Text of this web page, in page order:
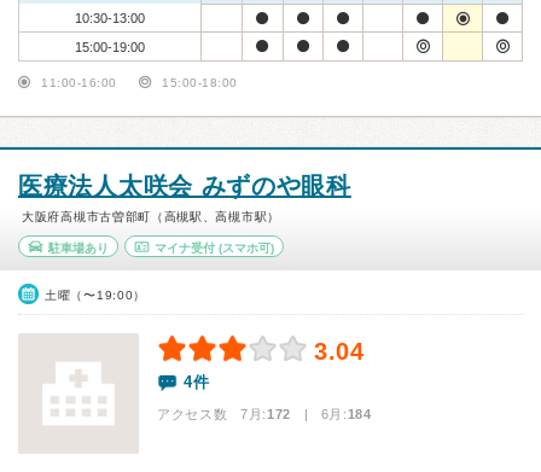
10:30-13:00
15:00-19:00
11:00-16:00 15:00-18:00
医療法人太咲会 みずのや眼科
大阪府高槻市古曽部町（高槻駅、高槻市駅）
駐車場あり マイナ受付(スマホ可)
土曜（〜19:00）
3.04
4件
アクセス数 7月:172 | 6月:184